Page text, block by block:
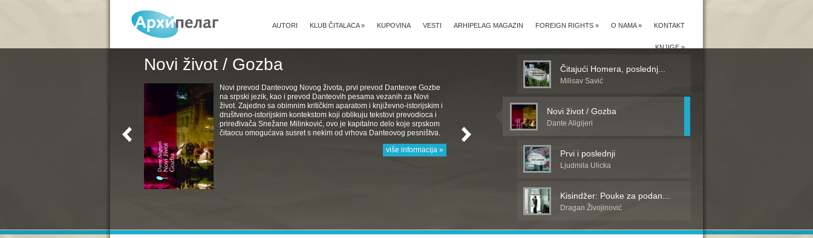
KONTAKT
O NAMA»
FOREIGN RIGHTS »
ARHIPELAG MAGAZIN
VESTI
KUPOVINA
KLUB ČITALACA»
AUTORI
KNJIGE»
Novi život / Gozba
Novi prevod Danteovog Novog života, prvi prevod Danteove Gozbe
na srpski jezik, kao i prevod Danteovih pesama vezanih za Novi
život. Zajedno sa obimnim kritičkim aparatom i književno-istorijskim i
društveno-istorijskim kontekstom koji oblikuju tekstovi prevodioca i
priređivača Snežane Milinković, ovo je kapitalno delo koje srpskom
čitaocu omogućava susret s nekim od vrhova Danteovog pesništva.
više informacija »
Čitajući Homera, poslednj...
Milisav Savić
Novi život / Gozba
Dante Aligijeri
Prvi i poslednji
Ljudmila Ulicka
Kisindžer: Pouke za podan...
Dragan Živojinović